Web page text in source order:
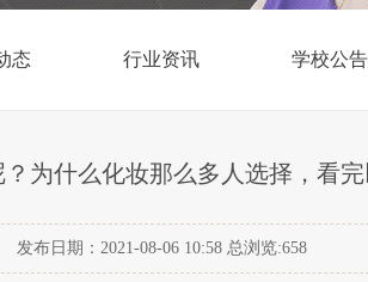
态 行业资讯 学校公告
为什么化妆那么多人选择，看完
发布日期：2021-08-06 10:58 总浏览:658